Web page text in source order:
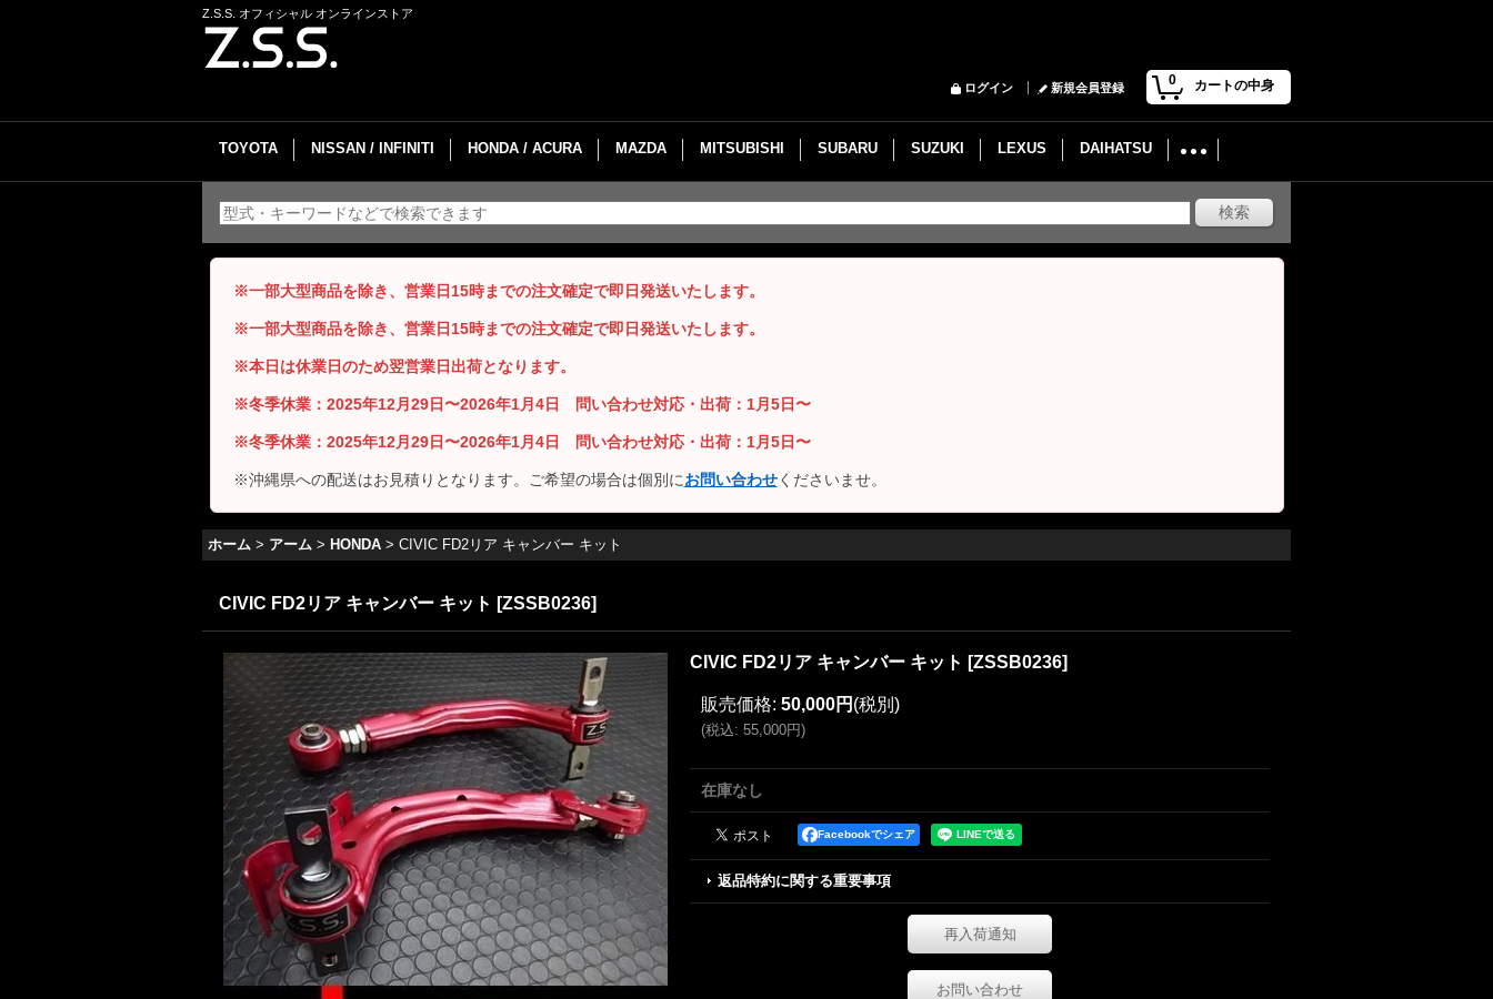
Z.S.S. オフィシャル オンラインストア
0 カートの中身
ログイン 新規会員登録
TOYOTA NISSAN / INFINITI HONDA / ACURA MAZDA MITSUBISHI SUBARU SUZUKI LEXUS DAIHATSU
※一部大型商品を除き、営業日15時までの注文確定で即日発送いたします。
※一部大型商品を除き、営業日15時までの注文確定で即日発送いたします。
※本日は休業日のため翌営業日出荷となります。
※冬季休業：2025年12月29日〜2026年1月4日 問い合わせ対応・出荷：1月5日〜
※冬季休業：2025年12月29日〜2026年1月4日 問い合わせ対応・出荷：1月5日〜
※沖縄県への配送はお見積りとなります。ご希望の場合は個別にお問い合わせくださいませ。
ホーム > アーム > HONDA > CIVIC FD2リア キャンバー キット
CIVIC FD2リア キャンバー キット [ZSSB0236]
CIVIC FD2リア キャンバー キット [ZSSB0236]
販売価格: 50,000円 (税別)
(税込: 55,000円)
在庫なし
Facebookでシェア
返品特約に関する重要事項
再入荷通知
お問い合わせ